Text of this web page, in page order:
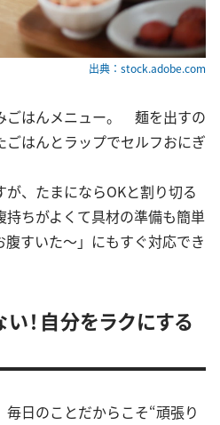
出典：stock.adobe.com
ごはんメニュー。 麺を出すの
ごはんとラップでセルフおにぎ
、たまにならOKと割り切る
持ちがよくて具材の準備も簡単
すいた〜」にもすぐ対応でき
！自分をラクにする
日のことだからこそ“頑張り